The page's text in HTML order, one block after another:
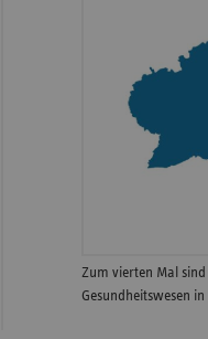
Zum vierten Mal
Gesundheitswesen